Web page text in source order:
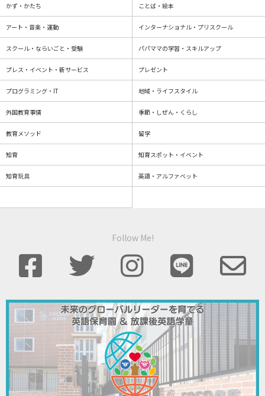
かず・かたち ことば・絵本
アート・音楽・運動 インターナショナル・プリスクール
スクール・ならいごと・受験 パパママの学習・スキルアップ
プレス・イベント・新サービス プレゼント
プログラミング・IT 地域・ライフスタイル
外国教育事情 季節・しぜん・くらし
教育メソッド 留学
知育 知育スポット・イベント
知育玩具 英語・アルファベット
Follow Me!